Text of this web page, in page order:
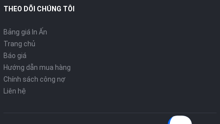
THEO DÕI CHÚNG TÔI
Bảng giá In Ấn
Trang chủ
Báo giá
Hướng dẫn mua hàng
Chính sách công nợ
Liên hệ